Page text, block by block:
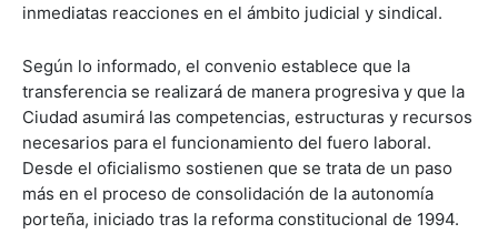
inmediatas reacciones en el ámbito judicial y sindical.
Según lo informado, el convenio establece que la
transferencia se realizará de manera progresiva y que la
Ciudad asumirá las competencias, estructuras y recursos
necesarios para el funcionamiento del fuero laboral.
Desde el oficialismo sostienen que se trata de un paso
más en el proceso de consolidación de la autonomía
porteña, iniciado tras la reforma constitucional de 1994.